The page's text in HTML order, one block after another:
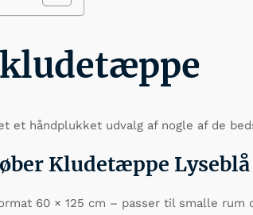
et håndplukket udvalg af nogle af de
Kludetæppe Lyseblå
60 × 125 cm – passer til smalle rum